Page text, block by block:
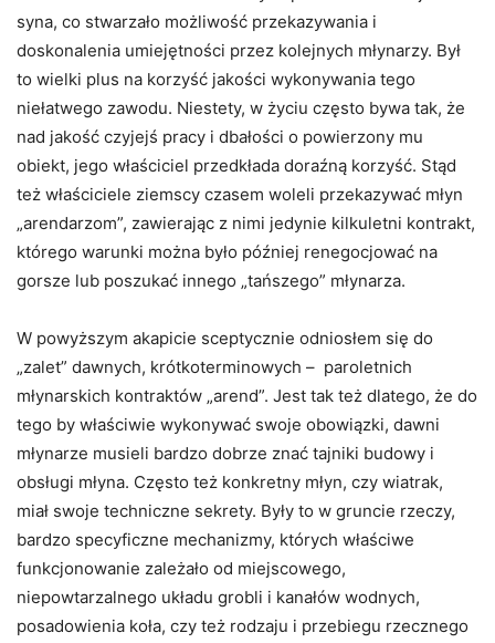
syna, co stwarzało możliwość przekazywania i
doskonalenia umiejętności przez kolejnych młynarzy. Był
to wielki plus na korzyść jakości wykonywania tego
niełatwego zawodu. Niestety, w życiu często bywa tak, że
nad jakość czyjejś pracy i dbałości o powierzony mu
obiekt, jego właściciel przedkłada doraźną korzyść. Stąd
też właściciele ziemscy czasem woleli przekazywać młyn
„arendarzom”, zawierając z nimi jedynie kilkuletni kontrakt,
którego warunki można było później renegocjować na
gorsze lub poszukać innego „tańszego” młynarza.
W powyższym akapicie sceptycznie odniosłem się do
„zalet” dawnych, krótkoterminowych – paroletnich
młynarskich kontraktów „arend”. Jest tak też dlatego, że do
tego by właściwie wykonywać swoje obowiązki, dawni
młynarze musieli bardzo dobrze znać tajniki budowy i
obsługi młyna. Często też konkretny młyn, czy wiatrak,
miał swoje techniczne sekrety. Były to w gruncie rzeczy,
bardzo specyficzne mechanizmy, których właściwe
funkcjonowanie zależało od miejscowego,
niepowtarzalnego układu grobli i kanałów wodnych,
posadowienia koła, czy też rodzaju i przebiegu rzecznego